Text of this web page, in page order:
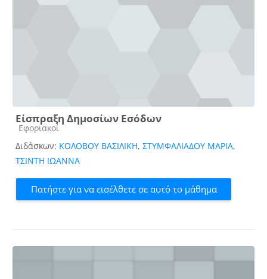
Είσπραξη Δημοσίων Εσόδων
Κατηγορία μαθήματος
Εφοριακοί
Διδάσκων: ΚΟΛΟΒΟΥ ΒΑΣΙΛΙΚΗ, ΣΤΥΜΦΑΛΙΑΔΟΥ ΜΑΡΙΑ,
ΤΣΙΝΤΗ ΙΩΑΝΝΑ
Πατήστε για να εισέλθετε σε αυτό το μάθημα